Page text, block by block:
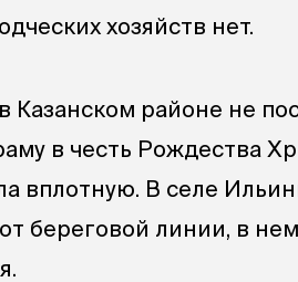
хозяйств нет.
районе не
в честь Рождества
вплотную. В селе
береговой линии, в